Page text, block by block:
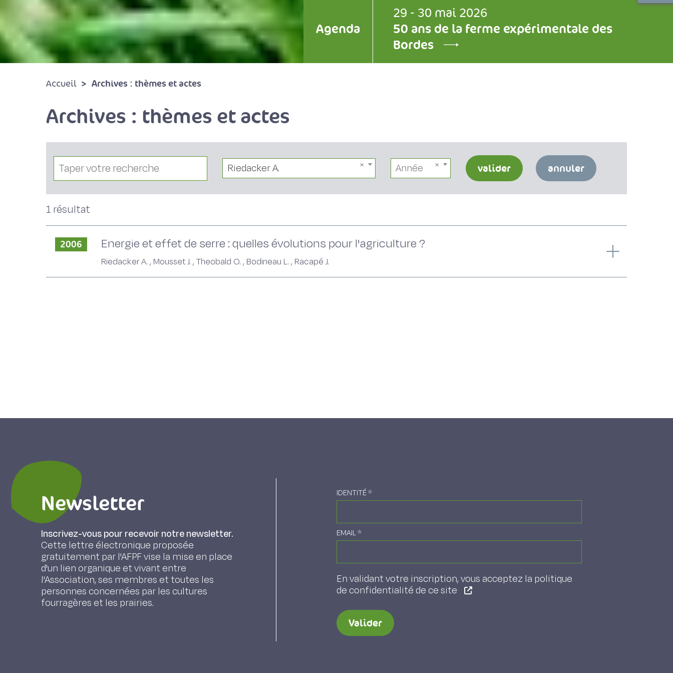
Agenda
29 - 30 mai 2026
50 ans de la ferme expérimentale des
Bordes
Accueil Archives : thèmes et actes
Archives : thèmes et actes
Riedacker A. Année valider annuler
1 résultat
2006 Energie et effet de serre : quelles évolutions pour l'agriculture ?
Riedacker A. , Mousset J. , Theobald O. , Bodineau L. , Racapé J.
Newsletter
Inscrivez-vous pour recevoir notre newsletter.
Cette lettre électronique proposée
gratuitement par l'AFPF vise la mise en place
d'un lien organique et vivant entre
l'Association, ses membres et toutes les
personnes concernées par les cultures
fourragères et les prairies.
IDENTITÉ*
EMAIL*
En validant votre inscription, vous acceptez la politique
de confidentialité de ce site
Valider